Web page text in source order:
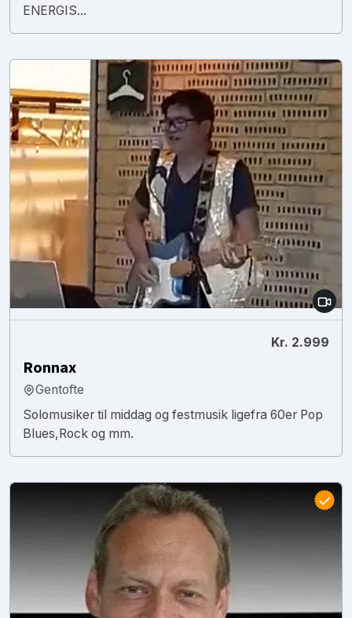
ENERGIS...
Kr. 2.999
Ronnax
Gentofte
Solomusiker til middag og festmusik ligefra 60er Pop
Blues,Rock og mm.